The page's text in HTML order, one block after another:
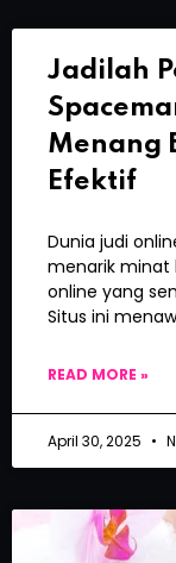
Jadilah
Menang
Efektif
Dunia judi
menarik minat
online yang
Situs ini
READ MORE »
April 30, 2025